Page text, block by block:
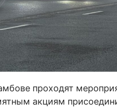
проходят
акциям